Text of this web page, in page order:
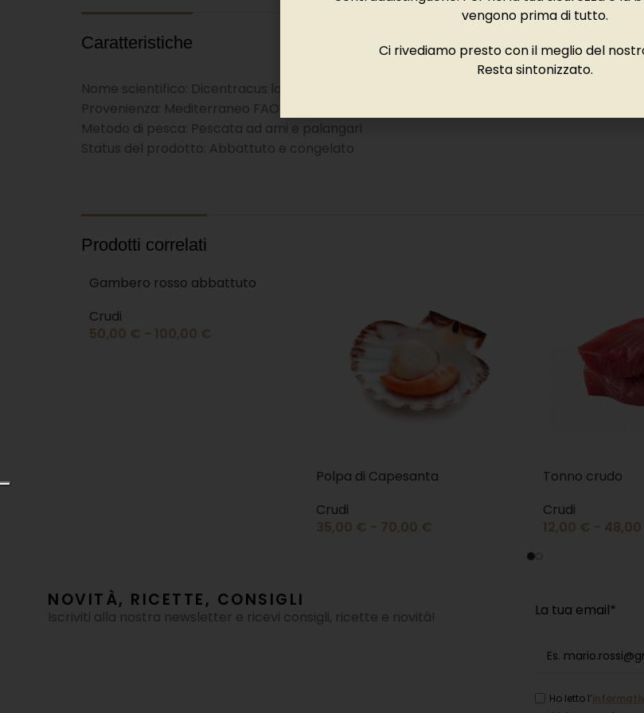
Caratteristiche
Nome scientifico: Dicentracus labrax
Provenienza: Mediterraneo FAO 37 e Atlantico zona FAO 27
Metodo di pesca: Pescata ad ami e palangari
Status del prodotto: Abbattuto e congelato
Prodotti correlati
Gambero rosso abbattuto
Crudi
50,00 € - 100,00 €
Polpa di Capesanta
Crudi
35,00 € - 70,00 €
Tonno crudo
Crudi
12,00 € - 48,00
NOVITÀ, RICETTE, CONSIGLI
Iscriviti alla nostra newsletter e ricevi consigli, ricette e novità! La tua email*
Ho letto l’
vengono prima di tutto.
Ci rivediamo presto con il meglio del
Resta sintonizzato.